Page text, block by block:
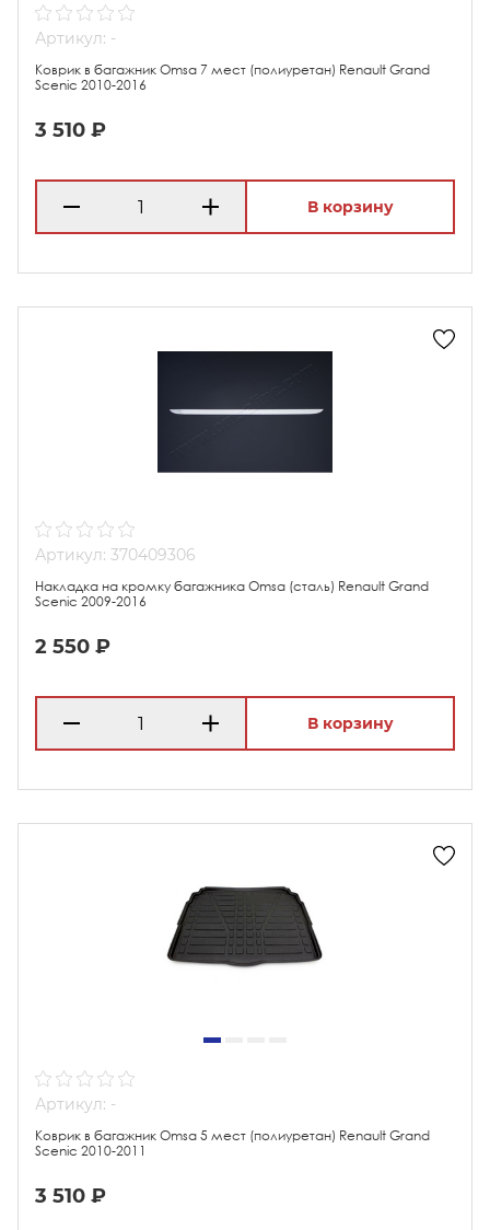
Артикул: -
Коврик в багажник Omsa 7 мест (полиуретан) Renault Grand
Scenic 2010-2016
3 510 ₽
В корзину
Артикул: 370409306
Накладка на кромку багажника Omsa (сталь) Renault Grand
Scenic 2009-2016
2 550 ₽
В корзину
Артикул: -
Коврик в багажник Omsa 5 мест (полиуретан) Renault Grand
Scenic 2010-2011
3 510 ₽